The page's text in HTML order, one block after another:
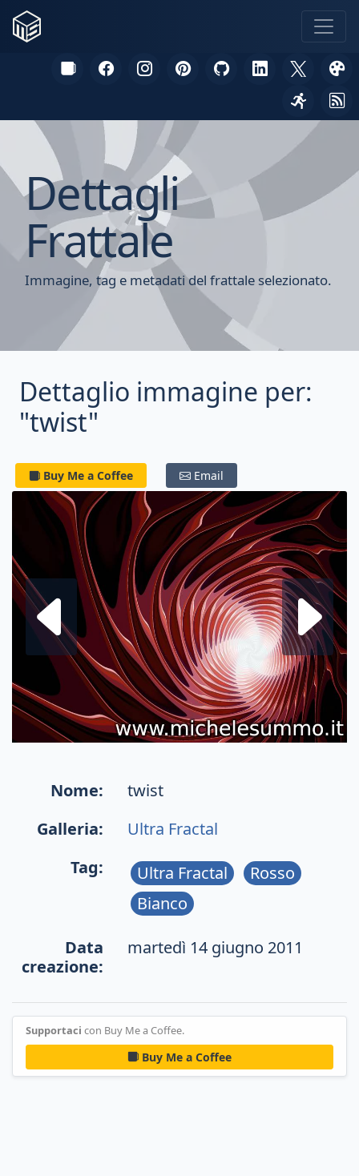
Dettagli
Frattale
Immagine, tag e metadati del frattale selezionato.
Dettaglio immagine per:
"twist"
Buy Me a Coffee Email
Frattale
Nome:
twist
Galleria:
Ultra Fractal
Tag:
Ultra Fractal
Rosso
Bianco
Data
creazione:
martedì 14 giugno 2011
Supportaci con Buy Me a Coffee.
Buy Me a Coffee